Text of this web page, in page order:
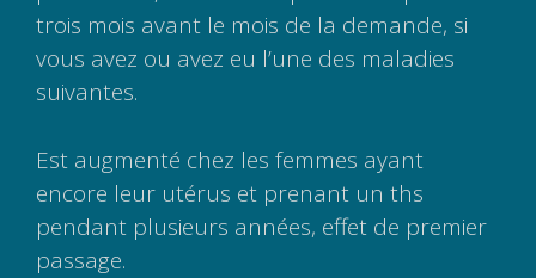
trois mois avant le mois de la demande, si
vous avez ou avez eu l’une des maladies
suivantes.
Est augmenté chez les femmes ayant
encore leur utérus et prenant un ths
pendant plusieurs années, effet de premier
passage.